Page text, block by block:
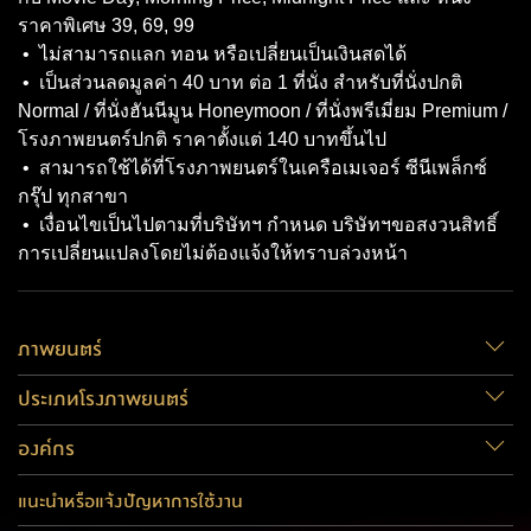
ราคาพิเศษ 39, 69, 99
• ไม่สามารถแลก ทอน หรือเปลี่ยนเป็นเงินสดได้
• เป็นส่วนลดมูลค่า 40 บาท ต่อ 1 ที่นั่ง สําหรับที่นั่งปกติ
Normal / ที่นั่งฮันนีมูน Honeymoon / ที่นั่งพรีเมี่ยม Premium /
โรงภาพยนตร์ปกติ ราคาตั้งแต่ 140 บาทขึ้นไป
• สามารถใช้ได้ที่โรงภาพยนตร์ในเครือเมเจอร์ ซีนีเพล็กซ์
กรุ๊ป ทุกสาขา
• เงื่อนไขเป็นไปตามที่บริษัทฯ กําหนด บริษัทฯขอสงวนสิทธิ์
การเปลี่ยนแปลงโดยไม่ต้องแจ้งให้ทราบล่วงหน้า
ภาพยนตร์
ประเภทโรงภาพยนตร์
องค์กร
แนะนำหรือแจ้งปัญหาการใช้งาน